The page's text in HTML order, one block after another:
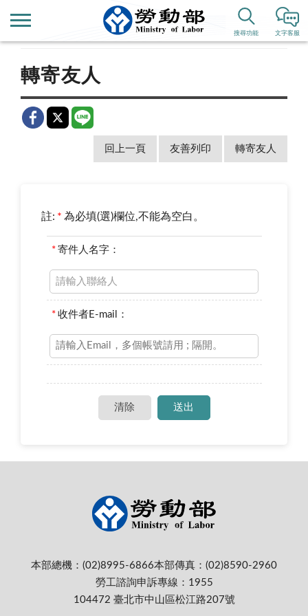
文字客服
搜尋功能
新聞公告 歷史新聞
轉寄友人
回上一頁 友善列印 轉寄友人
註: * 為必填(選)欄位,不能為空白。
* 寄件人名字：
* 收件者E-mail：
本部總機：(02)8995-6866本部傳真：(02)8590-2960
勞工諮詢申訴專線：1955
104472 臺北市中山區松江路207號